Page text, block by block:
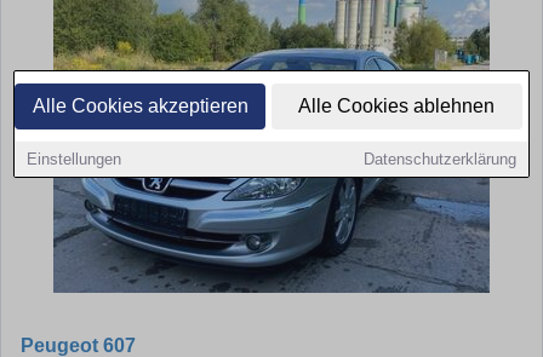
Alle Cookies akzeptieren Alle Cookies ablehnen
Einstellungen Datenschutzerklärung
Peugeot 607